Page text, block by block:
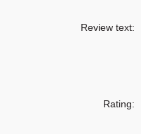
Review text:
Rating: